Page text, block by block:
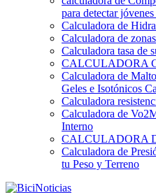
para detectar
Calculadora de
Calculadora de
Calculadora tasa de
CALCULADORA
Calculadora de
Geles e Isotónicos
Calculadora
Calculadora de
Interno
CALCULADORA
Calculadora de
tu Peso y Terreno